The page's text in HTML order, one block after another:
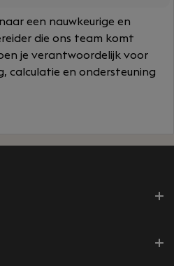
een nauwkeurige en
die ons team komt
je verantwoordelijk voor
calculatie en ondersteuning